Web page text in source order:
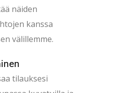
näiden
kanssa
välillemme.
tilauksesi